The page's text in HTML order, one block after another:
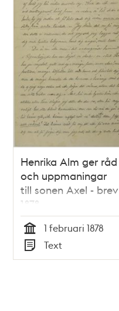
Henrika Alm ger råd
och uppmaningar
till sonen Axel - brev
1878
Tid
1 februari 1878
Typ
Text